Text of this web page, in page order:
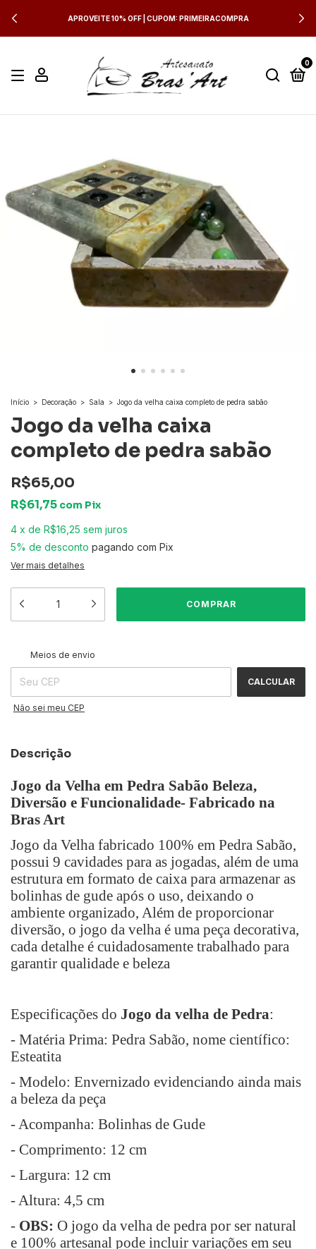
APROVEITE 10% OFF | CUPOM: PRIMEIRACOMPRA
0
Início > Decoração > Sala > Jogo da velha caixa completo de pedra sabão
Jogo da velha caixa
completo de pedra sabão
R$65,00
R$61,75 com Pix
4 x de R$16,25 sem juros
5% de desconto pagando com Pix
Ver mais detalhes
Entregas para o CEP:
Meios de envio
CALCULAR
Não sei meu CEP
Descrição
Jogo da Velha em Pedra Sabão Beleza,
Diversão e Funcionalidade- Fabricado na
Bras Art
Jogo da Velha fabricado 100% em Pedra Sabão,
possui 9 cavidades para as jogadas, além de uma
estrutura em formato de caixa para armazenar as
bolinhas de gude após o uso, deixando o
ambiente organizado, Além de proporcionar
diversão, o jogo da velha é uma peça decorativa,
cada detalhe é cuidadosamente trabalhado para
garantir qualidade e beleza
Especificações do Jogo da velha de Pedra:
- Matéria Prima: Pedra Sabão, nome científico:
Esteatita
- Modelo: Envernizado evidenciando ainda mais
a beleza da peça
- Acompanha: Bolinhas de Gude
- Comprimento: 12 cm
- Largura: 12 cm
- Altura: 4,5 cm
- OBS: O jogo da velha de pedra por ser natural
e 100% artesanal pode incluir variações em seu